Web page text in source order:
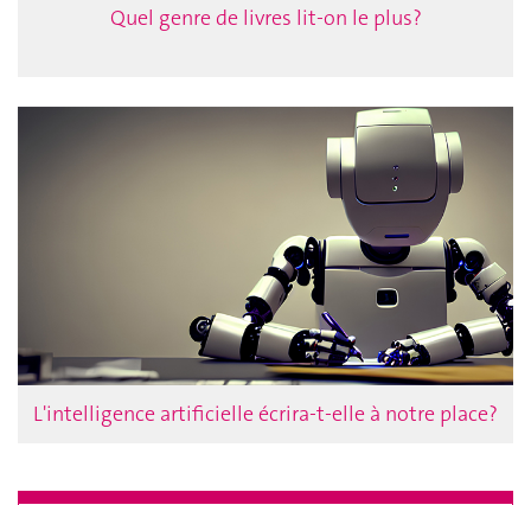
Quel genre de livres lit-on le plus?
L'intelligence artificielle écrira-t-elle à notre place?